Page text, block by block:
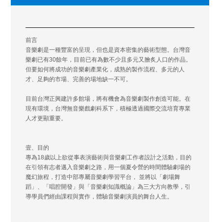
前言
音樂劇是一種豐富的呈現，但也是資本密集的藝術型態。台灣音
樂劇已有30餘年，目前已有為數不少且多元又膾炙人口的作品。
但要如何將成功的音樂劇產業化，成熟的製作流程、多元的人
才、足夠的市場、完善的場地缺一不可。
目前台灣正興建許多館場，將有機會為音樂劇製作創造可能。在
現有環境，台灣無音樂戲劇科系下，積極透過國際交流培育專業
人才更顯重要。
壹、目的
專為18歲以上欲從事表演藝術與音樂劇工作者設計之活動，目的
在引領有志者邁入音樂劇之路，用一個夏令營的時間體驗劇場的
魔幻旅程，打造中部專屬音樂劇學習平台， 並將以「劇場舞
蹈」、「唱腔開發」與「音樂劇知識概論」為三大方向教學，引
導學員們經由課程與實作，體驗音樂劇演員的舞台人生。